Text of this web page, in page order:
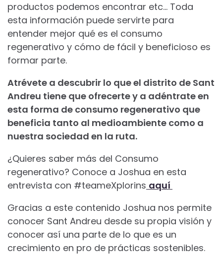
productos podemos encontrar etc… Toda
esta información puede servirte para
entender mejor qué es el consumo
regenerativo y cómo de fácil y beneficioso es
formar parte.
Atrévete a descubrir lo que el distrito de Sant
Andreu tiene que ofrecerte y a adéntrate en
esta forma de consumo regenerativo que
beneficia tanto al medioambiente como a
nuestra sociedad en la ruta.
¿Quieres saber más del Consumo
regenerativo? Conoce a Joshua en esta
entrevista con #teameXplorins aquí
Gracias a este contenido Joshua nos permite
conocer Sant Andreu desde su propia visión y
conocer así una parte de lo que es un
crecimiento en pro de prácticas sostenibles.